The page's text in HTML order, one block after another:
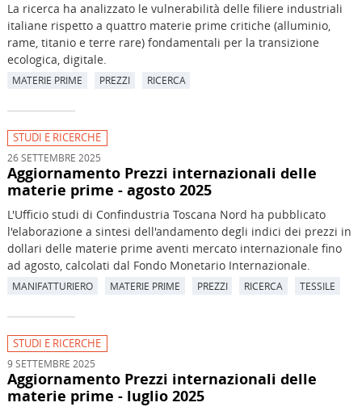
La ricerca ha analizzato le vulnerabilità delle filiere industriali
italiane rispetto a quattro materie prime critiche (alluminio,
rame, titanio e terre rare) fondamentali per la transizione
ecologica, digitale.
MATERIE PRIME PREZZI RICERCA
STUDI E RICERCHE
26 SETTEMBRE 2025
Aggiornamento Prezzi internazionali delle
materie prime - agosto 2025
L'Ufficio studi di Confindustria Toscana Nord ha pubblicato
l'elaborazione a sintesi dell'andamento degli indici dei prezzi in
dollari delle materie prime aventi mercato internazionale fino
ad agosto, calcolati dal Fondo Monetario Internazionale.
MANIFATTURIERO MATERIE PRIME PREZZI RICERCA TESSILE
STUDI E RICERCHE
9 SETTEMBRE 2025
Aggiornamento Prezzi internazionali delle
materie prime - luglio 2025